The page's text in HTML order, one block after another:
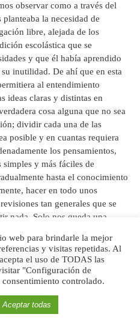
observar como a través del
planteaba la necesidad de
libre, alejada de los
escolástica que se
y que él había aprendido
inutilidad. De ahí que en esta
al entendimiento
ideas claras y distintas en
cosa alguna que no sea
dividir cada una de las
posible y en cuantas requiera
los pensamientos,
y más fáciles de
hasta el conocimiento
hacer en todo unos
tan generales que se
nada. Solo nos queda una
web para brindarle la mejor
y visitas repetidas. Al
el uso de TODAS las
"Configuración de
controlado.
Aceptar todas